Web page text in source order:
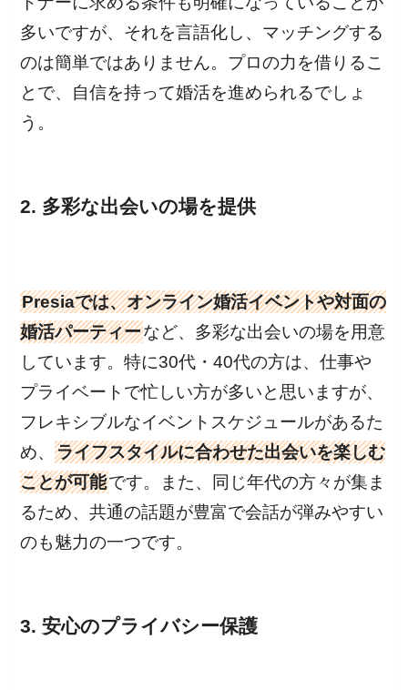
多いですが、それを言語化し、マッチングする
のは簡単ではありません。プロの力を借りるこ
とで、自信を持って婚活を進められるでしょ
う。
2. 多彩な出会いの場を提供
Presiaでは、オンライン婚活イベントや対面の
婚活パーティーなど、多彩な出会いの場を用意
しています。特に30代・40代の方は、仕事や
プライベートで忙しい方が多いと思いますが、
フレキシブルなイベントスケジュールがあるた
め、ライフスタイルに合わせた出会いを楽しむ
ことが可能です。また、同じ年代の方々が集ま
るため、共通の話題が豊富で会話が弾みやすい
のも魅力の一つです。
3. 安心のプライバシー保護